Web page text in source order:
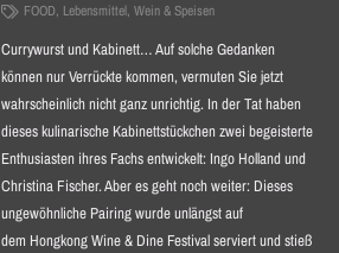
FOOD, Lebensmittel,Wein & Speisen
Currywurst und Kabinett… Auf solche Gedanken
können nur Verrückte kommen, vermuten Sie jetzt
wahrscheinlich nicht ganz unrichtig. In der Tat haben
dieses kulinarische Kabinettstückchen zwei begeisterte
Enthusiasten ihres Fachs entwickelt: Ingo Holland und
Christina Fischer. Aber es geht noch weiter: Dieses
ungewöhnliche Pairing wurde unlängst auf
dem Hongkong Wine & Dine Festival serviert und stieß